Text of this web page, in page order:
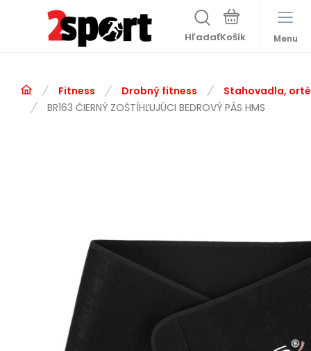
Hľadať Menu
Fitness Drobný fitness
Stahovadla,
BR163 ČIERNÝ ZOŠTÍHĽUJÚCI BEDROVÝ PÁS HMS